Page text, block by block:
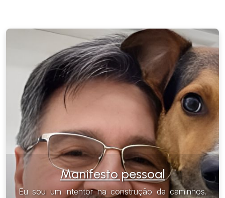
Manifesto pessoal
Eu sou um intentor na construção de caminhos.
Não aceito o mediano. Não busco o fácil. A
excelência é o chão por onde piso, e a visão de